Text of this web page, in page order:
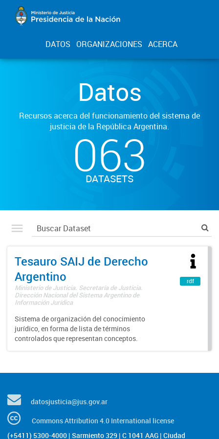
DATOS ORGANIZACIONES ACERCA
Datos
Recursos acerca del funcionamiento del sistema de
justicia de la República Argentina.
063
DATASETS
Tesauro SAIJ de Derecho
Argentino
Ministerio de Justicia. Secretaría de Justicia.
Dirección Nacional del Sistema Argentino de
Información Jurídica
Sistema de organización del conocimiento
jurídico, en forma de lista de términos
controlados que representan conceptos.
rdf
datosjusticia@jus.gov.ar
Commons Attribution 4.0 International license
(+5411) 5300-4000 | Sarmiento 329 | C 1041 AAG | Ciudad